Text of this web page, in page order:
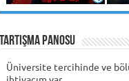
Tartışma Panosu
Üniversite tercihinde ve